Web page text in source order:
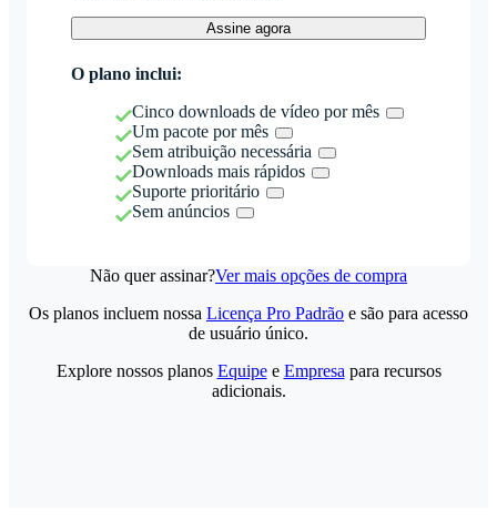
Assine agora
O plano inclui:
Cinco downloads de vídeo por mês
Um pacote por mês
Sem atribuição necessária
Downloads mais rápidos
Suporte prioritário
Sem anúncios
Não quer assinar?Ver mais opções de compra
Os planos incluem nossa Licença Pro Padrão e são para acesso
de usuário único.
Explore nossos planos Equipee Empresa para recursos
adicionais.